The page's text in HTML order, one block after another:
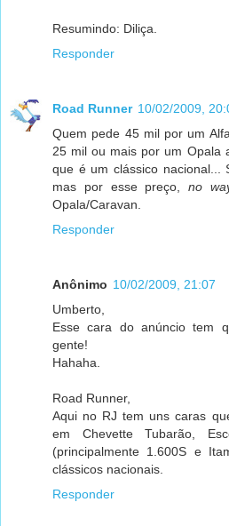
Resumindo: Diliça.
Responder
Road Runner 10/02/2009,
Quem pede 45 mil por um
25 mil ou mais por um Opala
que é um clássico nacional...
mas por esse preço,no
Opala/Caravan.
Responder
Anônimo 10/02/2009, 21:07
Umberto,
Esse cara do anúncio tem
gente!
Hahaha.
Road Runner,
Aqui no RJ tem uns caras
em Chevette Tubarão,
(principalmente 1.600S e
clássicos nacionais.
Responder